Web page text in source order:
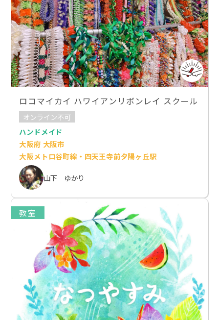
ロコマイカイ ハワイアンリボンレイ スクール
オンライン不可
ハンドメイド
大阪府 大阪市
大阪メトロ谷町線・四天王寺前夕陽ヶ丘駅
山下 ゆかり
教室